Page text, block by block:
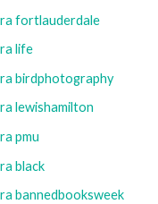
fortlauderdale
life
birdphotography
lewishamilton
pmu
black
bannedbooksweek